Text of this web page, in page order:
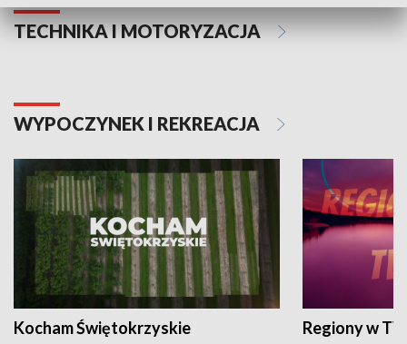
TECHNIKA I MOTORYZACJA
WYPOCZYNEK I REKREACJA
Kocham Świętokrzyskie Regiony w